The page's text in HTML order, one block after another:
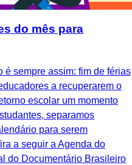
do mês para
sempre assim: fim de férias
a recuperarem o
escolar um momento
separamos
para serem
a seguir a Agenda do
do Documentário Brasileiro